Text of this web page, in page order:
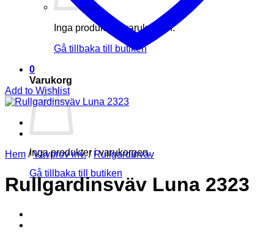
Inga produkter i varukorgen.
Gå tillbaka till butiken
0
Varukorg
Inga produkter i varukorgen.
Gå tillbaka till butiken
Add to Wishlist
Hem / Vävprov inv. / Rullgardinväv
Rullgardinsväv Luna 2323